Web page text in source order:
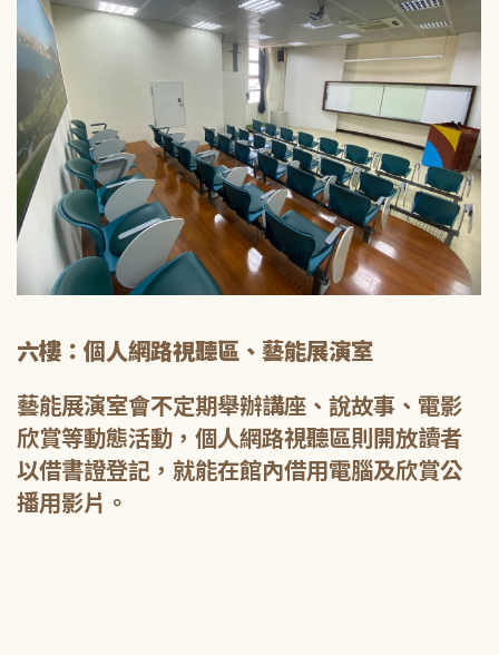
六樓：個人網路視聽區、藝能展演室
藝能展演室會不定期舉辦講座、說故事、電影
欣賞等動態活動，個人網路視聽區則開放讀者
以借書證登記，就能在館內借用電腦及欣賞公
播用影片。